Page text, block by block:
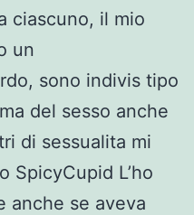
ciascuno, il mio
un
sono indivis tipo
del sesso anche
di sessualita mi
SpicyCupid L’ho
anche se aveva